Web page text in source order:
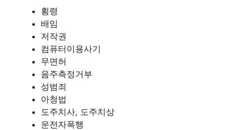
횡령
배임
저작권
컴퓨터이용사기
무면허
음주측정거부
성범죄
아청법
도주치사, 도주치상
운전자폭행